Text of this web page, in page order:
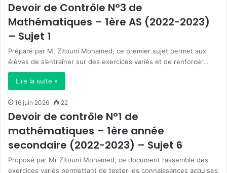
Devoir de Contrôle N°3 de
Mathématiques – 1ère AS (2022-2023)
– Sujet 1
Préparé par M. Zitouni Mohamed, ce premier sujet permet aux
élèves de s’entraîner sur des exercices variés et de renforcer…
Lire la suite »
16 juin 2026 22
Devoir de contrôle N°1 de
mathématiques – 1ère année
secondaire (2022-2023) – Sujet 6
Proposé par Mr Zitouni Mohamed, ce document rassemble des
exercices variés permettant de tester les connaissances acquises